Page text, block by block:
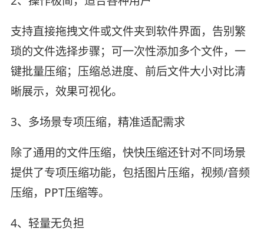
支持直接拖拽文件或文件夹到软件界面，告别繁
琐的文件选择步骤；可一次性添加多个文件，一
键批量压缩；压缩总进度、前后文件大小对比清
晰展示，效果可视化。
3、多场景专项压缩，精准适配需求
除了通用的文件压缩，快快压缩还针对不同场景
提供了专项压缩功能，包括图片压缩，视频/音频
压缩，PPT压缩等。
4、轻量无负担